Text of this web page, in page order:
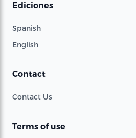
Ediciones
Spanish
English
Contact
Contact Us
Terms of use